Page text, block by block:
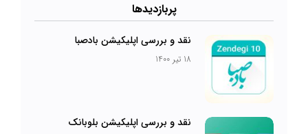
پرباز‌دیدها
نقد و بررسی اپلیکیشن بادصبا
18 تیر 1400
نقد و بررسی اپلیکیشن بلوبانک